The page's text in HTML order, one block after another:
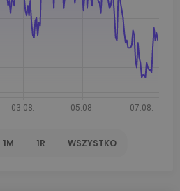
1M 1R WSZYSTKO